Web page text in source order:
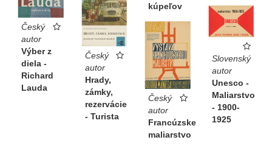
kúpeľov
Český
autor
Hrady,
zámky,
rezervácie
- Turista
Český
autor
Výber z
diela -
Richard
Lauda
Slovenský
autor
Unesco -
Maliarstvo
- 1900-
1925
Český
autor
Francúzske
maliarstvo